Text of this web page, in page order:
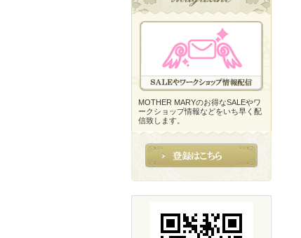
MOTHER MARYのお得なSALEやワ
ークショップ情報などをいち早く配
信致します。